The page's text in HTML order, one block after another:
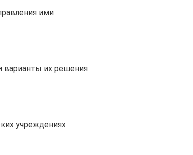
ими
варианты их решения
учреждениях